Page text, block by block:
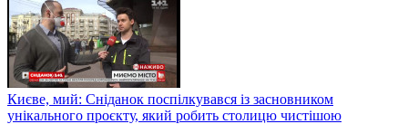
Києве, мий: Сніданок поспілкувався із засновником
унікального проєкту, який робить столицю чистішою